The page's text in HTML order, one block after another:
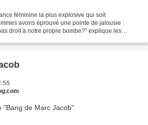
féminine la plus explosive qui soit
avons éprouvé une pointe de jalousie :
droit à notre propre bombe?" explique les